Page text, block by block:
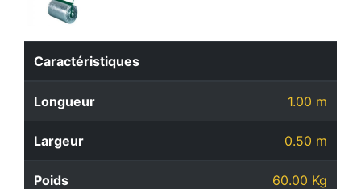
Caractéristiques
Longueur 1.00 m
Largeur 0.50 m
Poids 60.00 Kg